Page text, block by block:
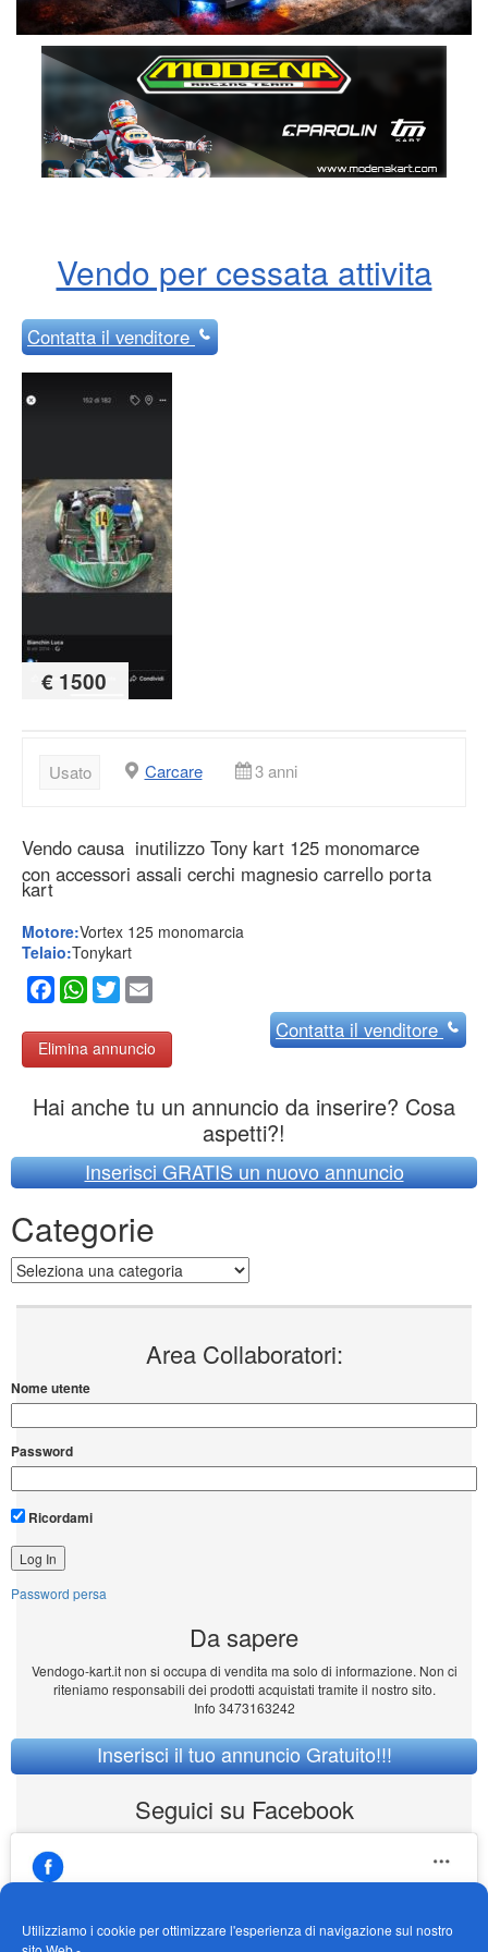
Utilizziamo i cookie per ottimizzare l'esperienza di navigazione sul nostro
Vendo per cessata attivita
Contattail venditore
€ 1500
Usato Carcare 3 anni
Vendo causa inutilizzo Tony kart 125 monomarce
con accessori assali cerchi magnesio carrello porta
kart
Motore:Vortex 125 monomarcia
Telaio:Tonykart
Facebook
WhatsApp
Twitter
Elimina annuncio
Contattail venditore
Hai anche tu un annuncio da inserire? Cosa
aspetti?!
Inserisci GRATIS un nuovo annuncio
Categorie
Categorie
Area Collaboratori:
Nome utente
Password
Ricordami
Password persa
Da sapere
Vendogo-kart.it non si occupa di vendita ma solo di informazione. Non ci
riteniamo responsabili dei prodotti acquistati tramite il nostro sito.
Info 3473163242
Inserisci il tuo annuncio Gratuito!!!
Seguici su Facebook